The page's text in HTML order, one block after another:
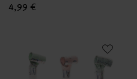
4,99 €
Luftrüssel Pastell Mix 6 Stück